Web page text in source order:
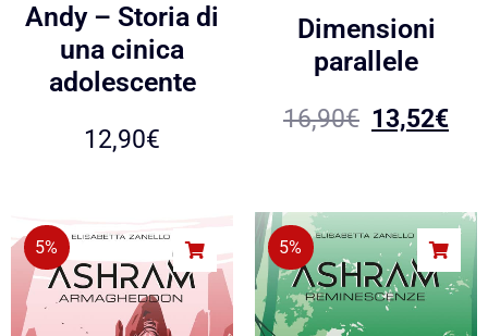
Andy – Storia di
una cinica
adolescente
12,90€
Dimensioni
parallele
16,90€ 13,52€
5% 5%